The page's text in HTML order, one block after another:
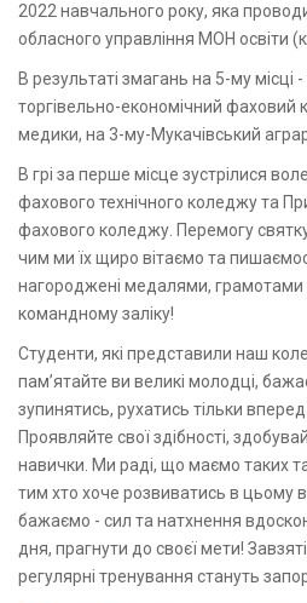
2022 навчального року, яка
обласного управління МОН освіти
В результаті змагань на 5-му місці
торгівельно-економічний фаховий
медики, на 3-му-Мукачівський
В грі за перше місце зустрілися
фахового технічного коледжу та
фахового коледжу. Перемогу
чим ми їх щиро вітаємо та
нагороджені медалями, грамотами
командному заліку!
Студенти, які представили наш
пам’ятайте ви великі молодці,
зупинятись, рухатись тільки
Проявляйте свої здібності,
навички. Ми раді, що маємо таких
тим хто хоче розвиватись в цьому
бажаємо - сил та натхнення
дня, прагнути до своєї мети!
регулярні тренування стануть